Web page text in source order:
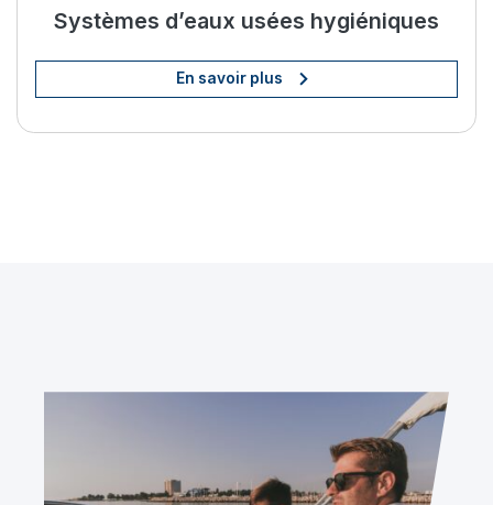
Systèmes d’eaux usées hygiéniques
En savoir plus